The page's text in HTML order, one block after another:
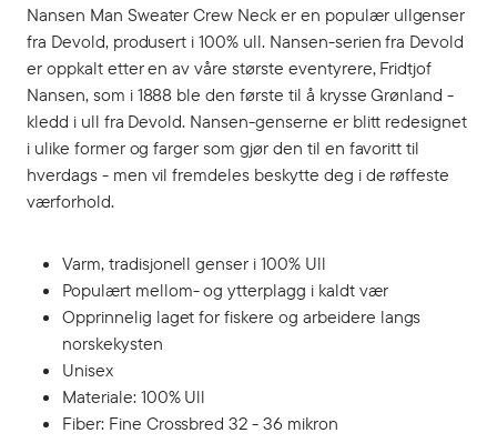
Nansen Man Sweater Crew Neck er en populær ullgenser
fra Devold, produsert i 100% ull. Nansen-serien fra Devold
er oppkalt etter en av våre største eventyrere, Fridtjof
Nansen, som i 1888 ble den første til å krysse Grønland -
kledd i ull fra Devold. Nansen-genserne er blitt redesignet
i ulike former og farger som gjør den til en favoritt til
hverdags - men vil fremdeles beskytte deg i de røffeste
værforhold.
Varm, tradisjonell genser i 100% Ull
Populært mellom- og ytterplagg i kaldt vær
Opprinnelig laget for fiskere og arbeidere langs
norskekysten
Unisex
Materiale: 100% Ull
Fiber: Fine Crossbred 32 - 36 mikron